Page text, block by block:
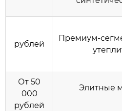
рублей
Премиум-
От 50
000
рублей
Элитные